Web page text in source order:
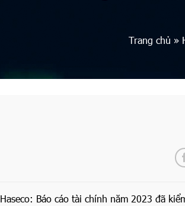
Trang chủ »
Haseco: Báo cáo tài chính năm 2023 đã